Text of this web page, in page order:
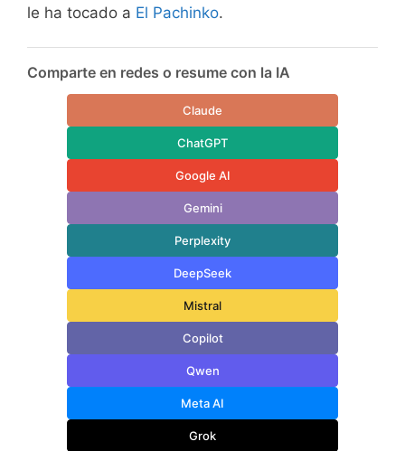
le ha tocado a El Pachinko.
Comparte en redes o resume con la IA
Claude
ChatGPT
Google AI
Gemini
Perplexity
DeepSeek
Mistral
Copilot
Qwen
Meta AI
Grok